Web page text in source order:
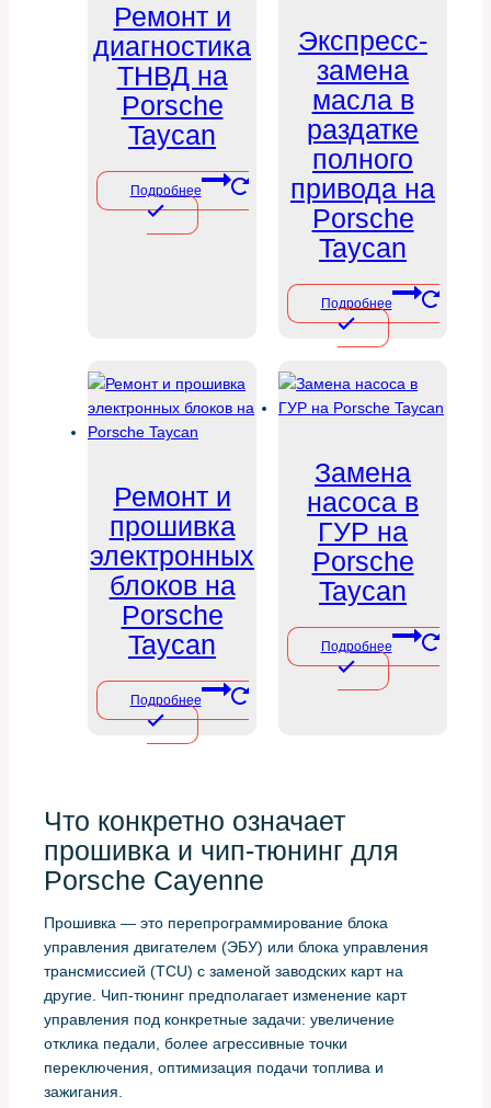
Ремонт и
диагностика
ТНВД на
Porsche
Taycan
Подробнее
Экспресс-
замена
масла в
раздатке
полного
привода на
Porsche
Taycan
Подробнее
Ремонт и
прошивка
электронных
блоков на
Porsche
Taycan
Подробнее
Замена
насоса в
ГУР на
Porsche
Taycan
Подробнее
Что конкретно означает
прошивка и чип-тюнинг для
Porsche Cayenne
Прошивка — это перепрограммирование блока
управления двигателем (ЭБУ) или блока управления
трансмиссией (TCU) с заменой заводских карт на
другие. Чип-тюнинг предполагает изменение карт
управления под конкретные задачи: увеличение
отклика педали, более агрессивные точки
переключения, оптимизация подачи топлива и
зажигания.